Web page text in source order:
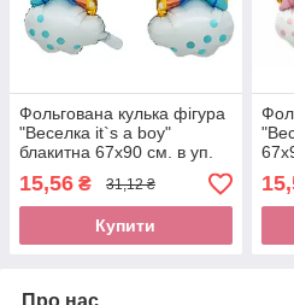
Фольгована кулька фігура
"Веселка it`s a boy"
блакитна 67х90 см. в уп.
(1шт.)(під повітря)
15,56 ₴ 31,12 ₴
Купити